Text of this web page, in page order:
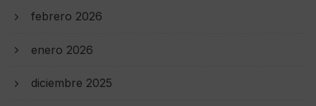
febrero 2026
enero 2026
diciembre 2025